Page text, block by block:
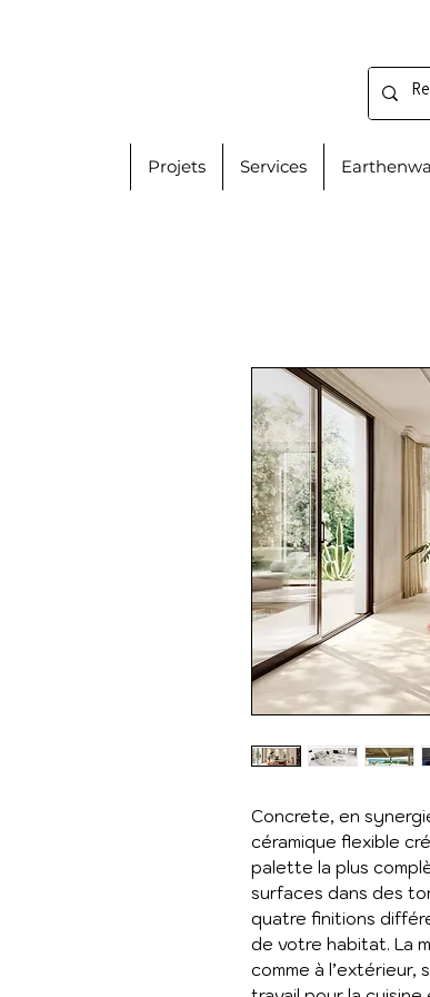
Projets Services
Concrete, en
céramique flexible
palette la plus
surfaces dans des
quatre finitions
de votre habitat. La
comme à l’extérieur,